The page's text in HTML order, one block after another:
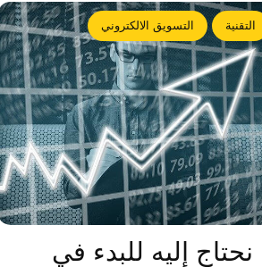
التقنية التسويق الالكتروني
نحتاج إليه للبدء في